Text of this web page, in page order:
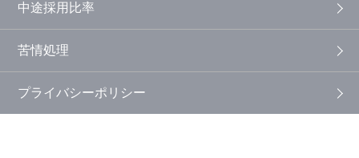
中途採用比率
苦情処理
プライバシーポリシー